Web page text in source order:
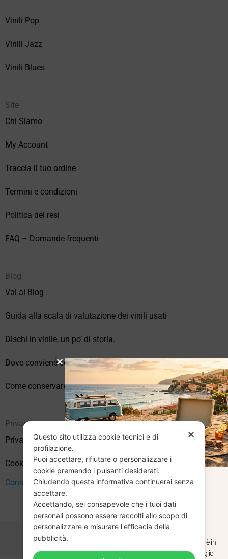
Vinili Pop
Vinili Jazz
Vinili Blues
Site
Chi Siamo
My Account
Traccia il tuo ordine
Termini e condizioni
Politica dei resi
FAQ – Domande frequenti
Blog
Vai al Blog
Guida alla scala di valutazione dei vinili usati
Dischi in vinile, un po’ di storia.
Dove conviene comprare vinili online?
Come conservare correttamente i vinili usati
Privacy
Privacy Policy
Cookie Policy (UE)
Consenso
✕
Questo sito utilizza cookie tecnici e di
profilazione.
Puoi accettare, rifiutare o personalizzare i
cookie premendo i pulsanti desiderati.
Chiudendo questa informativa continuerai senza
accettare.
Accettando, sei consapevole che i tuoi dati
personali possono essere raccolti allo scopo di
personalizzare e misurare l'efficacia della
pubblicità.
CHIUSURA
ESTIVA
Dal 29 luglio al 31 agosto venditaviniliusati.it è in
pausa estiva. Gli ordini ricevuti entro il 29 luglio